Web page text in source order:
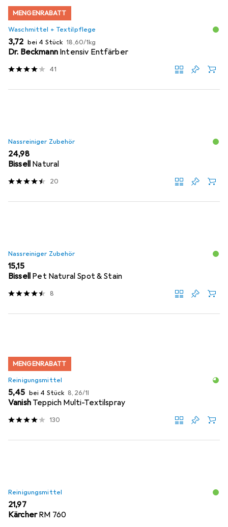
MENGENRABATT
Waschmittel + Textilpflege
EUR
3,72 bei 4 Stück EUR
18,60/1kg
Dr. Beckmann Intensiv Entfärber
41
Nassreiniger Zubehör
EUR
24,98
Bissell Natural
20
Nassreiniger Zubehör
EUR
15,15
Bissell Pet Natural Spot & Stain
8
MENGENRABATT
Reinigungsmittel
EUR
5,45 bei 4 Stück EUR
8,26/1l
Vanish Teppich Multi-Textilspray
130
Reinigungsmittel
EUR
21,97
KärcherRM 760